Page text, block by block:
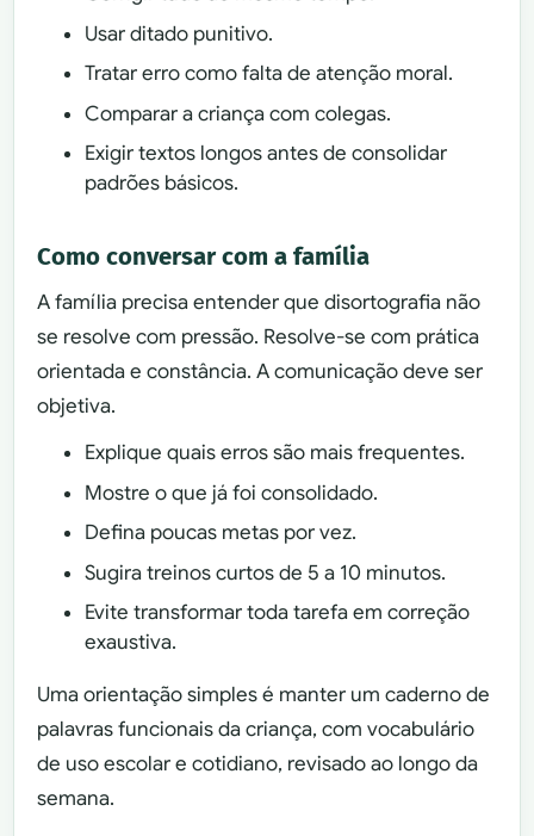
Usar ditado punitivo.
Tratar erro como falta de atenção moral.
Comparar a criança com colegas.
Exigir textos longos antes de consolidar
padrões básicos.
Como conversar com a família
A família precisa entender que disortografia não
se resolve com pressão. Resolve-se com prática
orientada e constância. A comunicação deve ser
objetiva.
Explique quais erros são mais frequentes.
Mostre o que já foi consolidado.
Defina poucas metas por vez.
Sugira treinos curtos de 5 a 10 minutos.
Evite transformar toda tarefa em correção
exaustiva.
Uma orientação simples é manter um caderno de
palavras funcionais da criança, com vocabulário
de uso escolar e cotidiano, revisado ao longo da
semana.